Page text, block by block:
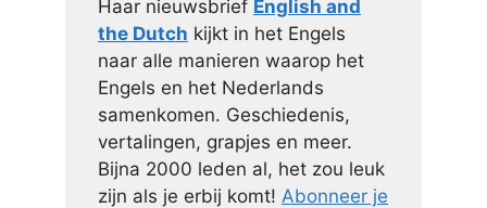
Haar nieuwsbrief English and
the Dutch kijkt in het Engels
naar alle manieren waarop het
Engels en het Nederlands
samenkomen. Geschiedenis,
vertalingen, grapjes en meer.
Bijna 2000 leden al, het zou leuk
zijn als je erbij komt! Abonneer je